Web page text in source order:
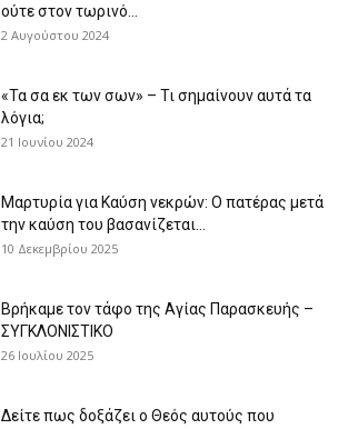
ούτε στον τωρινό...
2 Αυγούστου 2024
«Τα σα εκ των σων» – Τι σημαίνουν αυτά τα
λόγια;
21 Ιουνίου 2024
Μαρτυρία για Καύση νεκρών: Ο πατέρας μετά
την καύση του βασανίζεται...
10 Δεκεμβρίου 2025
Βρήκαμε τον τάφο της Αγίας Παρασκευής –
ΣΥΓΚΛΟΝΙΣΤΙΚΟ
26 Ιουλίου 2025
Δείτε πως δοξάζει ο Θεός αυτούς που